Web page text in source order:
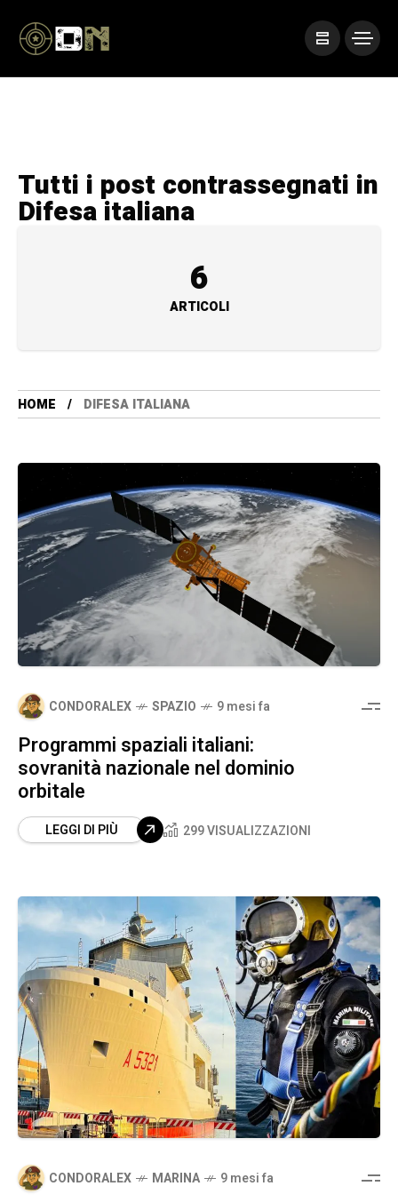
Tutti i post contrassegnati in
Difesa italiana
6
ARTICOLI
HOME DIFESA ITALIANA
CONDORALEX SPAZIO 9 mesi fa
Programmi spaziali italiani:
sovranità nazionale nel dominio
orbitale
LEGGI DI PIÙ 299 VISUALIZZAZIONI
CONDORALEX MARINA 9 mesi fa